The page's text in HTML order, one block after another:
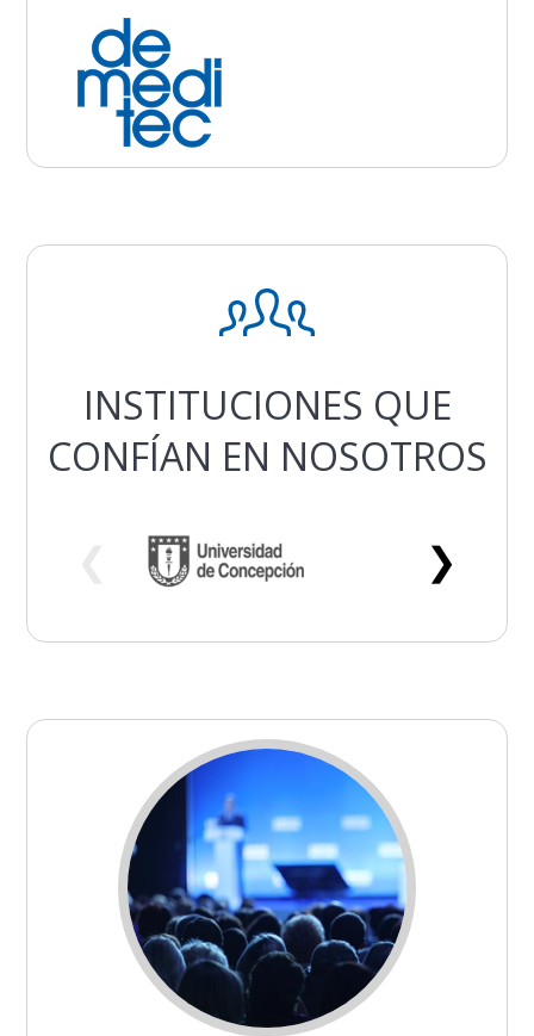
INSTITUCIONES QUE
CONFÍAN EN NOSOTROS
❯